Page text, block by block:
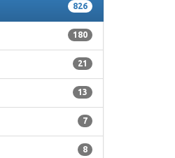
826
180
21
13
7
8